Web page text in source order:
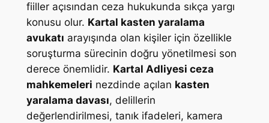
fiiller açısından ceza hukukunda sıkça yargı
konusu olur. Kartal kasten yaralama
avukatı arayışında olan kişiler için özellikle
soruşturma sürecinin doğru yönetilmesi son
derece önemlidir. Kartal Adliyesi ceza
mahkemeleri nezdinde açılan kasten
yaralama davası, delillerin
değerlendirilmesi, tanık ifadeleri, kamera